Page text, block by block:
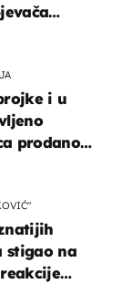
i u
prodano
stigao na